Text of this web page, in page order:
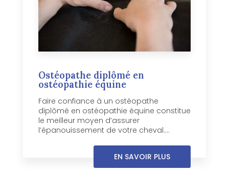
Ostéopathe diplômé en
ostéopathie équine
Faire confiance à un ostéopathe
diplômé en ostéopathie équine constitue
le meilleur moyen d’assurer
l’épanouissement de votre cheval....
EN SAVOIR PLUS